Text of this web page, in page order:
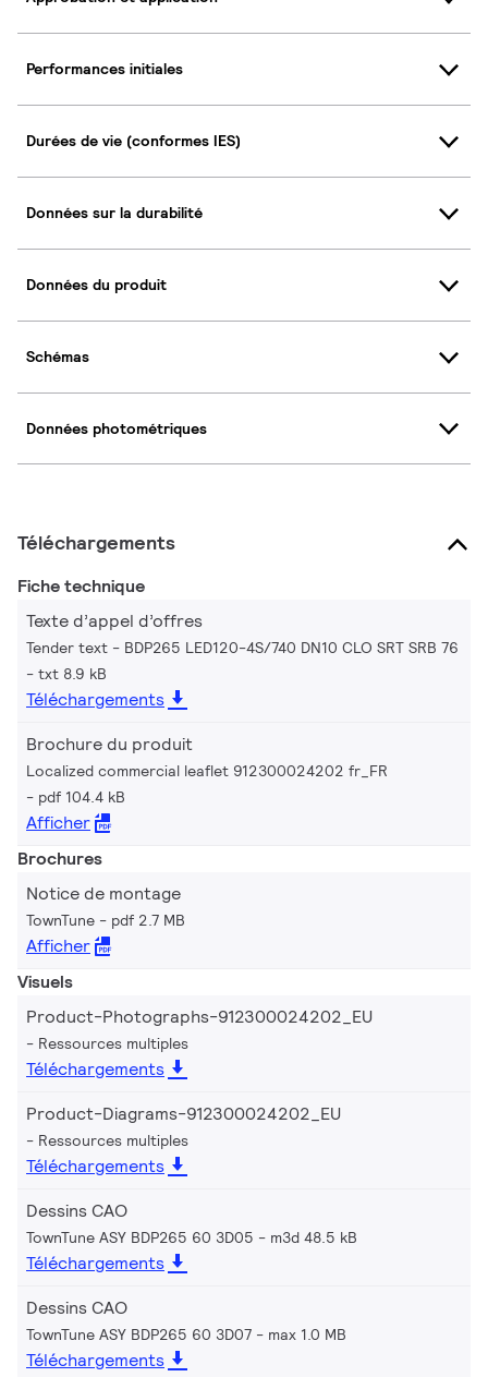
Performances initiales
Durées de vie (conformes IES)
Données sur la durabilité
Données du produit
Schémas
Données photométriques
Téléchargements
Fiche technique
Texte d’appel d’offres
Tender text - BDP265 LED120-4S/740 DN10 CLO SRT SRB 76
txt 8.9 kB
Téléchargements
Brochure du produit
Localized commercial leaflet 912300024202 fr_FR
pdf 104.4 kB
Afficher
Brochures
Notice de montage
TownTune pdf 2.7 MB
Afficher
Visuels
Product-Photographs-912300024202_EU
Ressources multiples
Téléchargements
Product-Diagrams-912300024202_EU
Ressources multiples
Téléchargements
Dessins CAO
TownTune ASY BDP265 60 3D05 m3d 48.5 kB
Téléchargements
Dessins CAO
TownTune ASY BDP265 60 3D07 max 1.0 MB
Téléchargements